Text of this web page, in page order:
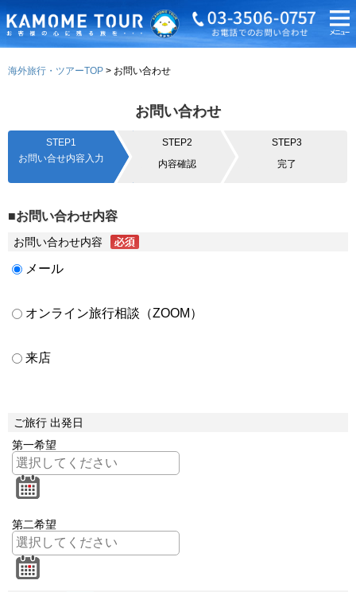
海外旅行・ツアーTOP お問い合わせ
お問い合わせ
STEP1
お問い合せ内容入力
STEP2
内容確認
STEP3
完了
■お問い合わせ内容
お問い合わせ内容
メール
オンライン旅行相談（ZOOM）
来店
ご旅行 出発日
第一希望
第二希望